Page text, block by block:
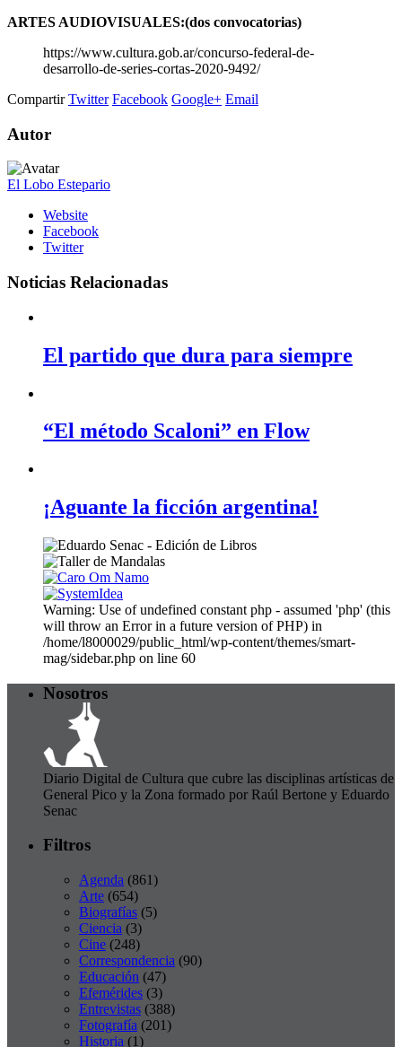
ARTES AUDIOVISUALES:(dos convocatorias)
https://www.cultura.gob.ar/concurso-federal-de-
desarrollo-de-series-cortas-2020-9492/
Compartir Twitter Facebook Google+ Email
Autor
El Lobo Estepario
Website
Facebook
Twitter
Noticias Relacionadas
El partido que dura para siempre
“El método Scaloni” en Flow
¡Aguante la ficción argentina!
Warning: Use of undefined constant php - assumed 'php' (this
will throw an Error in a future version of PHP) in
/home/l8000029/public_html/wp-content/themes/smart-
mag/sidebar.php on line 60
Nosotros
Diario Digital de Cultura que cubre las disciplinas artísticas de
General Pico y la Zona formado por Raúl Bertone y Eduardo
Senac
Filtros
Agenda (861)
Arte (654)
Biografías (5)
Ciencia (3)
Cine (248)
Correspondencia (90)
Educación (47)
Efemérides (3)
Entrevistas (388)
Fotografía (201)
Historia (1)